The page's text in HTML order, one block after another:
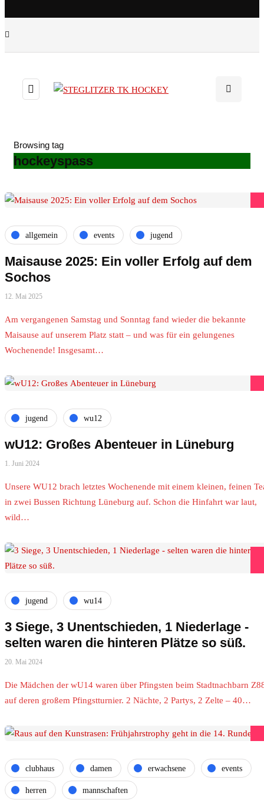
Browsing tag
hockeyspass
allgemein events jugend
Maisause 2025: Ein voller Erfolg auf dem
Sochos
12. Mai 2025
Am vergangenen Samstag und Sonntag fand wieder die bekannte
Maisause auf unserem Platz statt – und was für ein gelungenes
Wochenende! Insgesamt…
jugend wu12
wU12: Großes Abenteuer in Lüneburg
1. Juni 2024
Unsere WU12 brach letztes Wochenende mit einem kleinen, feinen
in zwei Bussen Richtung Lüneburg auf. Schon die Hinfahrt war laut,
wild…
jugend wu14
3 Siege, 3 Unentschieden, 1 Niederlage -
selten waren die hinteren Plätze so süß.
20. Mai 2024
Die Mädchen der wU14 waren über Pfingsten beim Stadtnachbarn
auf deren großem Pfingstturnier. 2 Nächte, 2 Partys, 2 Zelte – 40…
clubhaus damen erwachsene events
herren mannschaften